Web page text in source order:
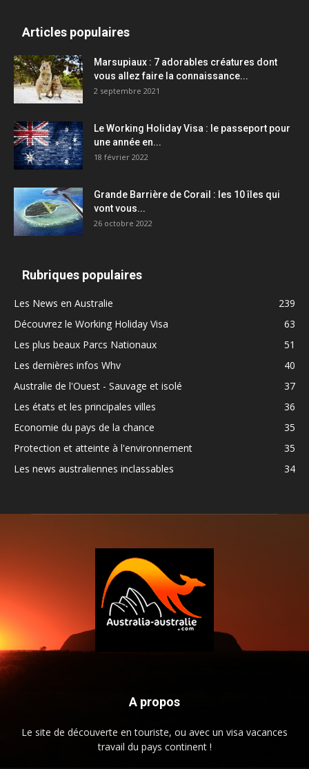
Articles populaires
Marsupiaux : 7 adorables créatures dont
vous allez faire la connaissance...
2 septembre 2021
Le Working Holiday Visa : le passeport pour
une année en...
18 février 2022
Grande Barrière de Corail : les 10 îles qui
vont vous...
26 octobre 2022
Rubriques populaires
Les News en Australie
239
Découvrez le Working Holiday Visa
63
Les plus beaux Parcs Nationaux
51
Les dernières infos Whv
40
Australie de l'Ouest - Sauvage et isolé
37
Les états et les principales villes
36
Economie du pays de la chance
35
Protection et atteinte à l'environnement
35
Les news australiennes inclassables
34
A propos
Le site de découverte en touriste, ou avec un visa vacances
travail du pays continent !